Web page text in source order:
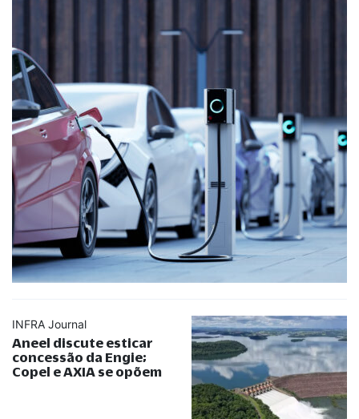
INFRA Journal
Aneel discute esticar
concessão da Engie;
Copel e AXIA se opõem